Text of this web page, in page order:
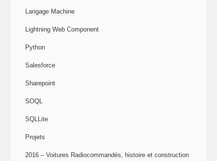
Langage Machine
Lightning Web Component
Python
Salesforce
Sharepoint
SOQL
SQLLite
Projets
2016 – Voitures Radiocommandés, histoire et construction